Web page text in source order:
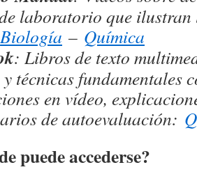
laboratorio que
Biología – Química
: Libros de texto
técnicas fundamentales
en vídeo,
de autoevaluación:
puede accederse?